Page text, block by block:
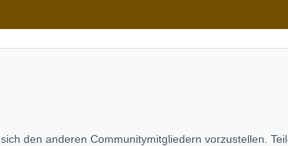
den anderen Communitymitgliedern vorzustellen.